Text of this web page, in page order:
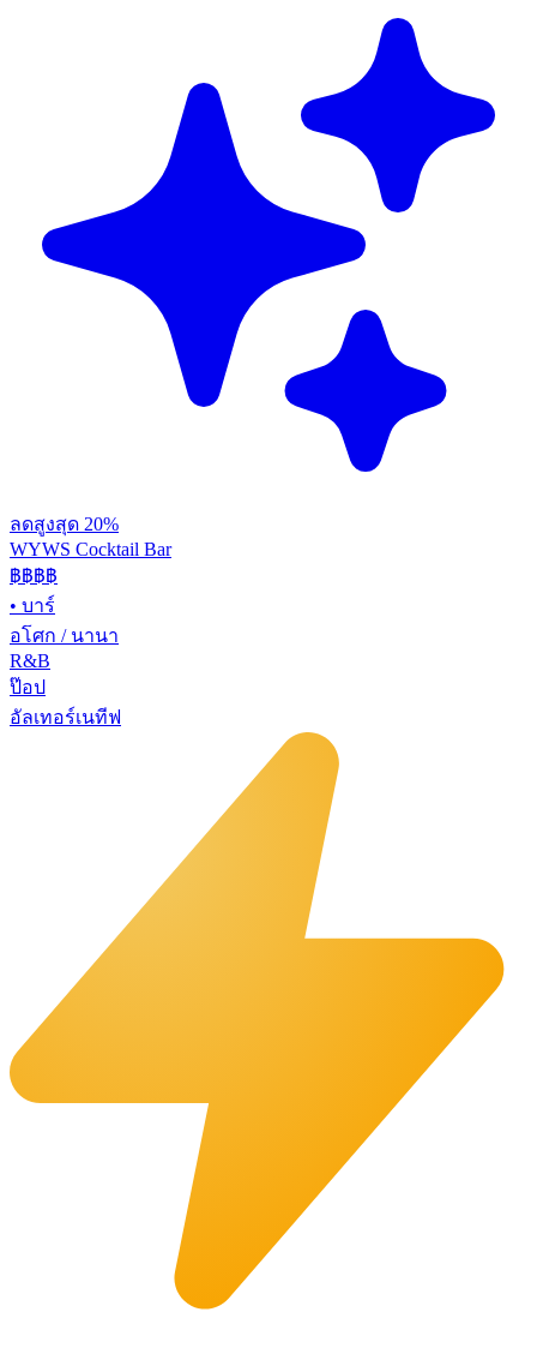
ลดสูงสุด 20%
WYWS Cocktail Bar
฿฿฿฿
• บาร์
อโศก / นานา
R&B
ป๊อป
อัลเทอร์เนทีฟ